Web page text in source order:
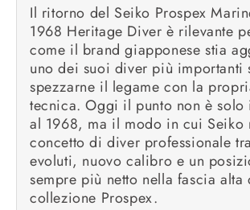
Il ritorno del Seiko Prospex
1968 Heritage Diver è rilevante
come il brand giapponese stia
uno dei suoi diver più importanti
spezzarne il legame con la
tecnica. Oggi il punto non è
al 1968, ma il modo in cui Seiko
concetto di diver professionale
evoluti, nuovo calibro e un
sempre più netto nella fascia alta
collezione Prospex.